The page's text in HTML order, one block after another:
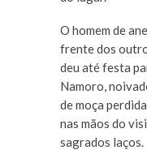
O homem de
frente dos
deu até festa
Namoro,
de moça
nas mãos do
sagrados laços.